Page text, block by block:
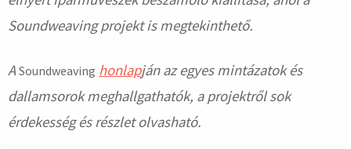
Soundweaving projekt is megtekinthető.
A Soundweaving honlapján az egyes mintázatok és
dallamsorok meghallgathatók, a projektről sok
érdekesség és részlet olvasható.